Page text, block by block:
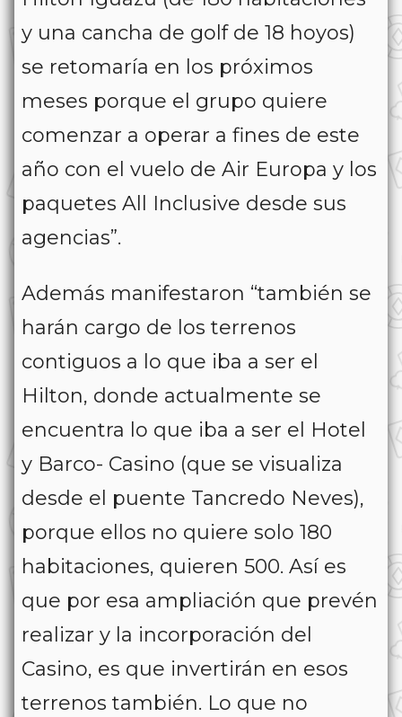
y una cancha de golf de 18 hoyos)
se retomaría en los próximos
meses porque el grupo quiere
comenzar a operar a fines de este
año con el vuelo de Air Europa y los
paquetes All Inclusive desde sus
agencias”.
Además manifestaron “también se
harán cargo de los terrenos
contiguos a lo que iba a ser el
Hilton, donde actualmente se
encuentra lo que iba a ser el Hotel
y Barco- Casino (que se visualiza
desde el puente Tancredo Neves),
porque ellos no quiere solo 180
habitaciones, quieren 500. Así es
que por esa ampliación que prevén
realizar y la incorporación del
Casino, es que invertirán en esos
terrenos también. Lo que no